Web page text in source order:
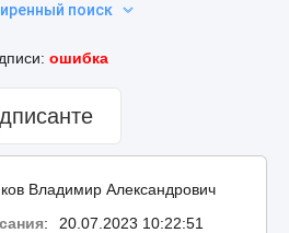
поиск
ошибка
Владимир Александрович
: 20.07.2023 10:22:51